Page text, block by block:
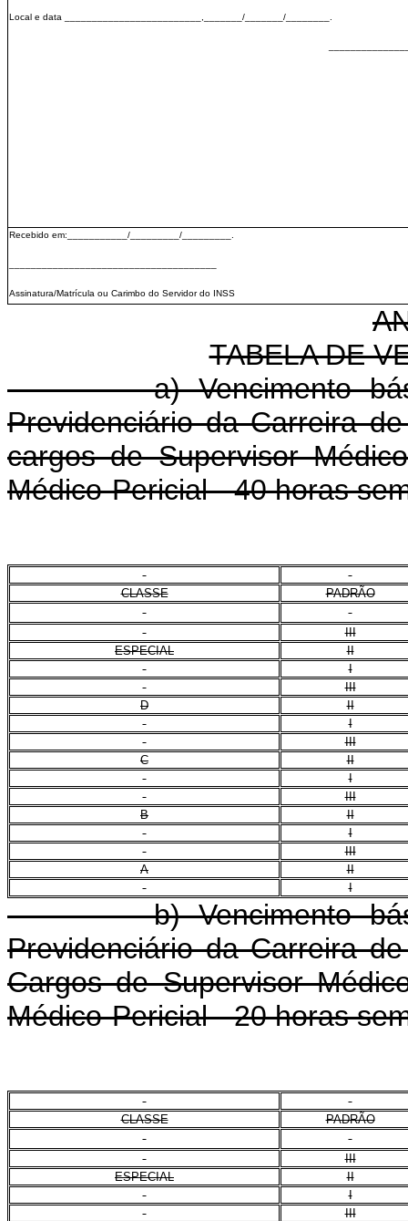
Local e data _________________________,_______/_______/________.
Recebido em:___________/_________/_________.
Assinatura/Matrícula ou Carimbo do Servidor do INSS
TABELA DE
a) Vencimento básico
Previdenciário da Carreira
cargos de Supervisor
Médico-Pericial - 40 horas
CLASSE PADRÃO
III
ESPECIAL
II
I
III
D
II
I
III
C
II
I
III
B
II
I
III
A
II
I
b) Vencimento básico
Previdenciário da Carreira
Cargos de Supervisor
Médico-Pericial - 20 horas
CLASSE PADRÃO
III
ESPECIAL
II
I
III